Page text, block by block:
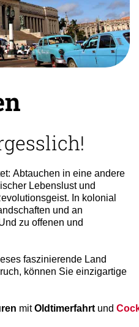
zum
ausgewählten
Suchergebnis
zu
gelangen.
Benutzer
können
Streichgesten
verwenden.
Abtauchen in eine andere
Lebenslust und
In kolonial
und an
zu offenen und
faszinierende Land
können Sie einzigartige
mitOldtimerfahrtund